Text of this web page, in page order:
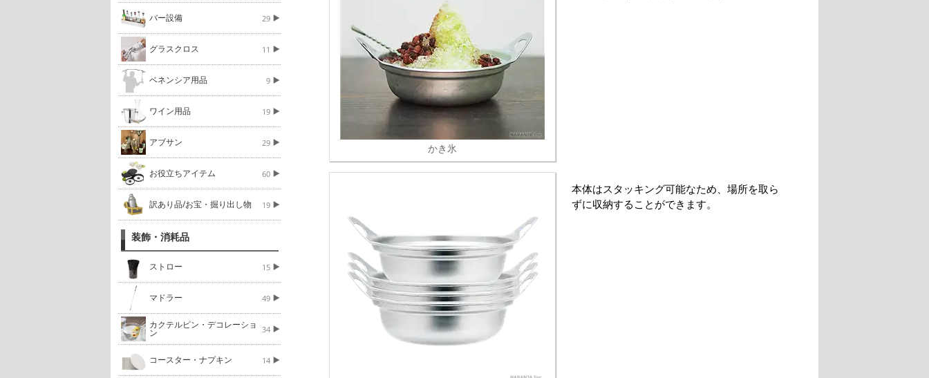
バー設備 29
グラスクロス 11
ベネンシア用品 9
ワイン用品 19
アブサン 29
お役立ちアイテム 60
訳あり品/お宝・掘り出し物 19
装飾・消耗品
ストロー 15
マドラー 49
カクテルピン・デコレーショ
ン 34
コースター・ナプキン 14
かき氷
本体はスタッキング可能なため、場所を取ら
ずに収納することができます。